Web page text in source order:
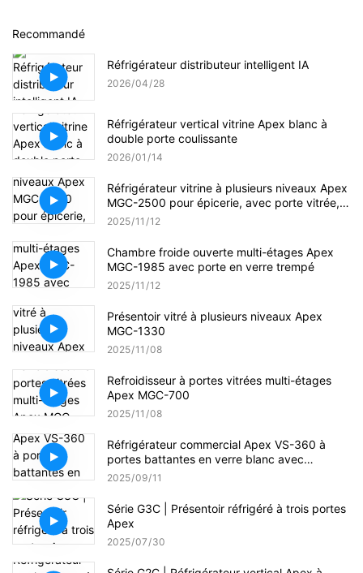
Recommandé
Réfrigérateur distributeur intelligent IA
2026 04 28
Réfrigérateur vertical vitrine Apex blanc à
double porte coulissante
2026 01 14
Réfrigérateur vitrine à plusieurs niveaux Apex
MGC-2500 pour épicerie, avec porte vitrée, à
brancher sur secteur.
2025 11 12
Chambre froide ouverte multi-étages Apex
MGC-1985 avec porte en verre trempé
2025 11 12
Présentoir vitré à plusieurs niveaux Apex
MGC-1330
2025 11 08
Refroidisseur à portes vitrées multi-étages
Apex MGC-700
2025 11 08
Réfrigérateur commercial Apex VS-360 à
portes battantes en verre blanc avec
éclairage LED
2025 09 11
Série G3C | Présentoir réfrigéré à trois portes
Apex
2025 07 30